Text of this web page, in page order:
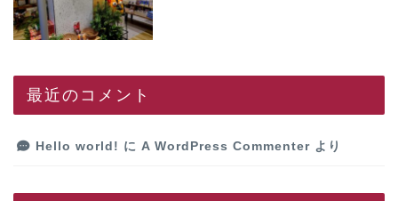
最近のコメント
Hello world! に A WordPress Commenter より